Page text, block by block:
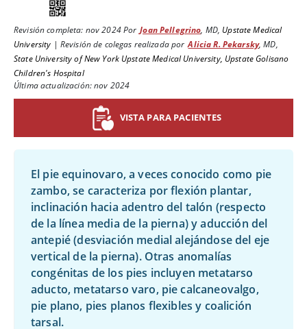
Revisión completa: nov 2024Por Joan Pellegrino, MD, Upstate Medical
University | Revisión de colegas realizada por Alicia R. Pekarsky,MD,
State University of New York Upstate Medical University, Upstate Golisano
Children's Hospital
Última actualización: nov 2024
VISTA PARA PACIENTES
El pie equinovaro, a veces conocido como pie
zambo, se caracteriza por flexión plantar,
inclinación hacia adentro del talón (respecto
de la línea media de la pierna) y aducción del
antepié (desviación medial alejándose del eje
vertical de la pierna). Otras anomalías
congénitas de los pies incluyen metatarso
aducto, metatarso varo, pie calcaneovalgo,
pie plano, pies planos flexibles y coalición
tarsal.